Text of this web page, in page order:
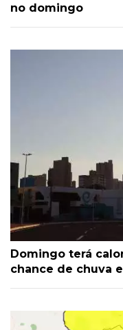
no domingo
Domingo terá
chance de chuva